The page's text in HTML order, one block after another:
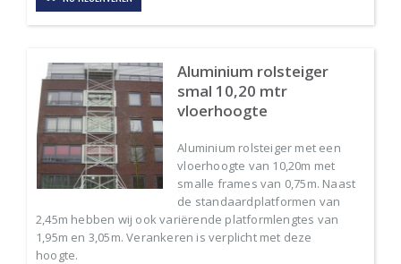
Aluminium rolsteiger
smal 10,20 mtr
vloerhoogte
Aluminium rolsteiger met een
vloerhoogte van 10,20m met
smalle frames van 0,75m. Naast
de standaardplatformen van
2,45m hebben wij ook variërende platformlengtes van
1,95m en 3,05m. Verankeren is verplicht met deze
hoogte.